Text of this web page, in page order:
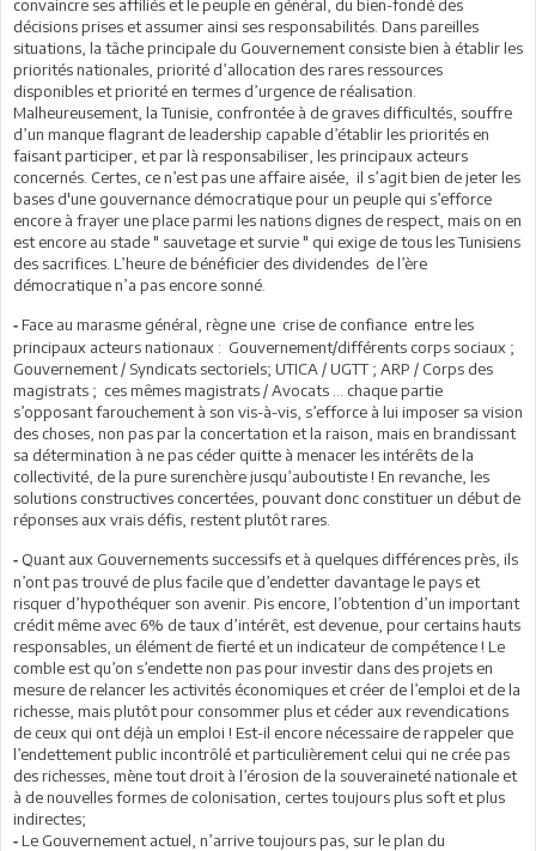
convaincre ses affiliés et le peuple en général, du bien-fondé des
décisions prises et assumer ainsi ses responsabilités. Dans pareilles
situations, la tâche principale du Gouvernement consiste bien à établir les
priorités nationales, priorité d’allocation des rares ressources
disponibles et priorité en termes d’urgence de réalisation.
Malheureusement, la Tunisie, confrontée à de graves difficultés, souffre
d’un manque flagrant de leadership capable d’établir les priorités en
faisant participer, et par là responsabiliser, les principaux acteurs
concernés. Certes, ce n’est pas une affaire aisée, il s’agit bien de jeter les
bases d'une gouvernance démocratique pour un peuple qui s’efforce
encore à frayer une place parmi les nations dignes de respect, mais on en
est encore au stade " sauvetage et survie " qui exige de tous les Tunisiens
des sacrifices. L’heure de bénéficier des dividendes de l’ère
démocratique n’a pas encore sonné.
- Face au marasme général, règne une crise de confiance entre les
principaux acteurs nationaux : Gouvernement/différents corps sociaux ;
Gouvernement / Syndicats sectoriels; UTICA / UGTT ; ARP / Corps des
magistrats ; ces mêmes magistrats / Avocats … chaque partie
s’opposant farouchement à son vis-à-vis, s’efforce à lui imposer sa vision
des choses, non pas par la concertation et la raison, mais en brandissant
sa détermination à ne pas céder quitte à menacer les intérêts de la
collectivité, de la pure surenchère jusqu’auboutiste ! En revanche, les
solutions constructives concertées, pouvant donc constituer un début de
réponses aux vrais défis, restent plutôt rares.
- Quant aux Gouvernements successifs et à quelques différences près, ils
n’ont pas trouvé de plus facile que d’endetter davantage le pays et
risquer d’hypothéquer son avenir. Pis encore, l’obtention d’un important
crédit même avec 6% de taux d’intérêt, est devenue, pour certains hauts
responsables, un élément de fierté et un indicateur de compétence ! Le
comble est qu’on s’endette non pas pour investir dans des projets en
mesure de relancer les activités économiques et créer de l’emploi et de la
richesse, mais plutôt pour consommer plus et céder aux revendications
de ceux qui ont déjà un emploi ! Est-il encore nécessaire de rappeler que
l’endettement public incontrôlé et particulièrement celui qui ne crée pas
des richesses, mène tout droit à l’érosion de la souveraineté nationale et
à de nouvelles formes de colonisation, certes toujours plus soft et plus
indirectes;
- Le Gouvernement actuel, n’arrive toujours pas, sur le plan du